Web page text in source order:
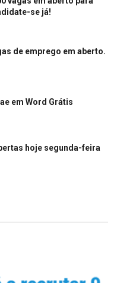
se já!
de emprego em aberto.
em Word Grátis
hoje segunda-feira